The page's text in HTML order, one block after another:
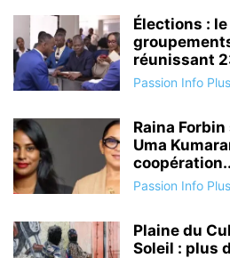
Élections : le
réunissant
Passion Info Plus
Raina
Uma
Passion Info Plus
Plaine du
Soleil : plus